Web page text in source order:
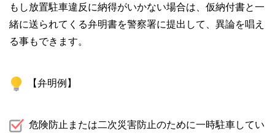
もし放置駐車違反に納得がいかない場合は、仮納付書と一
緒に送られてくる弁明書を警察署に提出して、異論を唱え
る事もできます。
【弁明例】
危険防止または二次災害防止のために一時駐車してい